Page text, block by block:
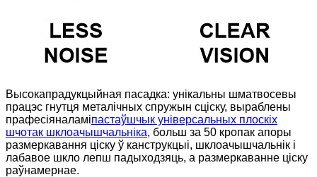
Высокапрадукцыйная пасадка: унікальны шматвосевы
працэс гнутця металічных спружын сціску, выраблены
прафесіяналаміпастаўшчык універсальных плоскіх
шчотак шклоачышчальніка, больш за 50 кропак апоры
размеркавання ціску ў канструкцыі, шклоачышчальнік і
лабавое шкло лепш падыходзяць, а размеркаванне ціску
раўнамернае.